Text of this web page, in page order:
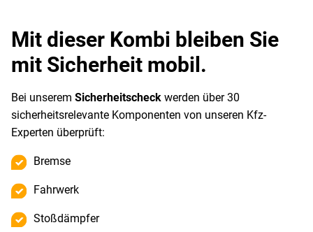
Mit dieser Kombi bleiben Sie
mit Sicherheit mobil.
Bei unserem Sicherheitscheck werden über 30
sicherheitsrelevante Komponenten von unseren Kfz-
Experten überprüft:
Bremse
Fahrwerk
Stoßdämpfer